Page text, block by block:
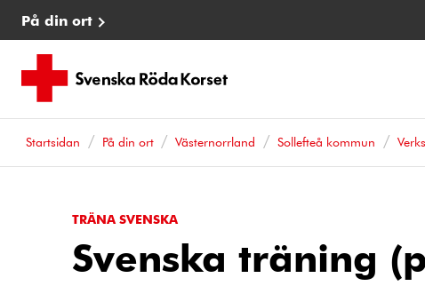
På din ort
Startsidan På din ort Västernorrland Sollefteå kommun
TRÄNA SVENSKA
Svenska träning